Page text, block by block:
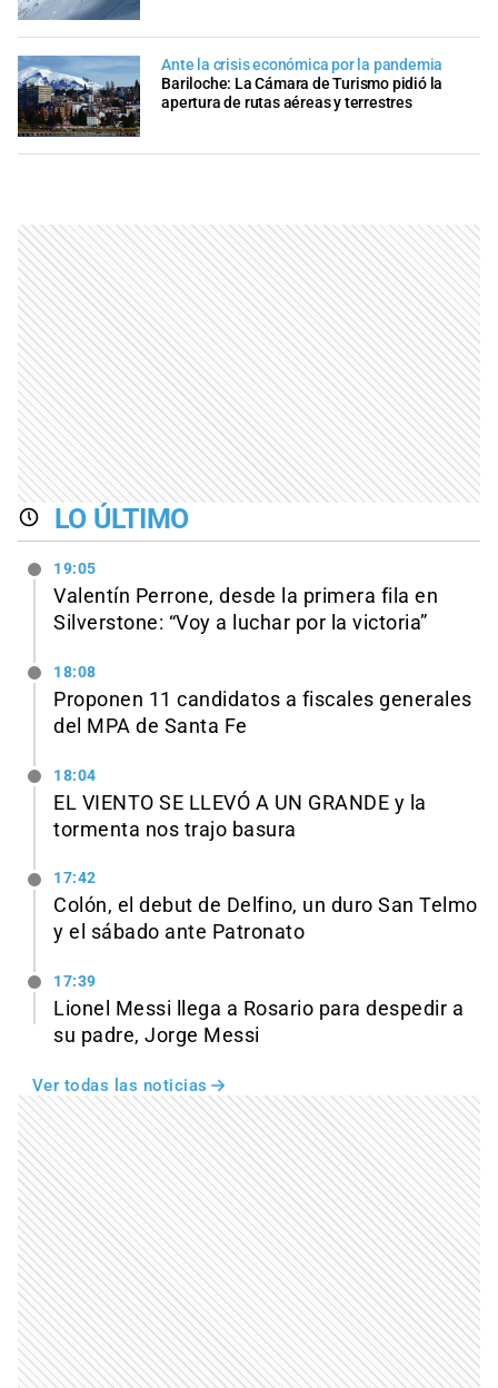
Ante la crisis económica por la pandemia
Bariloche: La Cámara de Turismo pidió la
apertura de rutas aéreas y terrestres
LO ÚLTIMO
19:05
Valentín Perrone, desde la primera fila en
Silverstone: “Voy a luchar por la victoria”
18:08
Proponen 11 candidatos a fiscales generales
del MPA de Santa Fe
18:04
EL VIENTO SE LLEVÓ A UN GRANDE y la
tormenta nos trajo basura
17:42
Colón, el debut de Delfino, un duro San Telmo
y el sábado ante Patronato
17:39
Lionel Messi llega a Rosario para despedir a
su padre, Jorge Messi
Ver todas las noticias